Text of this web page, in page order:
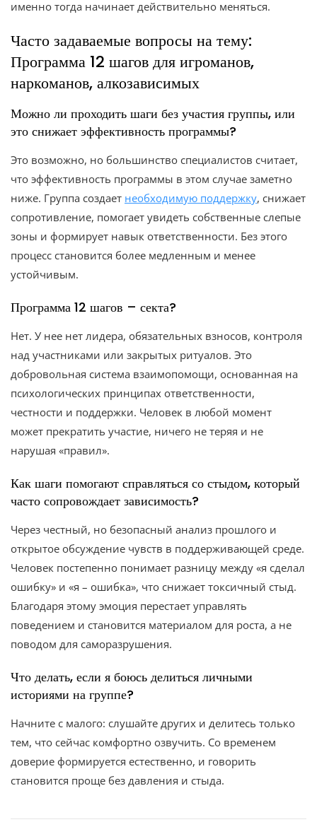
именно тогда начинает действительно меняться.
Часто задаваемые вопросы на тему:
Программа 12 шагов для игроманов,
наркоманов, алкозависимых
Можно ли проходить шаги без участия группы, или
это снижает эффективность программы?
Это возможно, но большинство специалистов считает,
что эффективность программы в этом случае заметно
ниже. Группа создает необходимую поддержку, снижает
сопротивление, помогает увидеть собственные слепые
зоны и формирует навык ответственности. Без этого
процесс становится более медленным и менее
устойчивым.
Программа 12 шагов – секта?
Нет. У нее нет лидера, обязательных взносов, контроля
над участниками или закрытых ритуалов. Это
добровольная система взаимопомощи, основанная на
психологических принципах ответственности,
честности и поддержки. Человек в любой момент
может прекратить участие, ничего не теряя и не
нарушая «правил».
Как шаги помогают справляться со стыдом, который
часто сопровождает зависимость?
Через честный, но безопасный анализ прошлого и
открытое обсуждение чувств в поддерживающей среде.
Человек постепенно понимает разницу между «я сделал
ошибку» и «я – ошибка», что снижает токсичный стыд.
Благодаря этому эмоция перестает управлять
поведением и становится материалом для роста, а не
поводом для саморазрушения.
Что делать, если я боюсь делиться личными
историями на группе?
Начните с малого: слушайте других и делитесь только
тем, что сейчас комфортно озвучить. Со временем
доверие формируется естественно, и говорить
становится проще без давления и стыда.